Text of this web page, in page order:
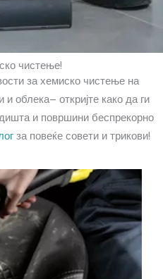
чистење!
за хемиско чистење на
облека– откријте како да ги
и површини беспрекорно
за повеќе совети и трикови!